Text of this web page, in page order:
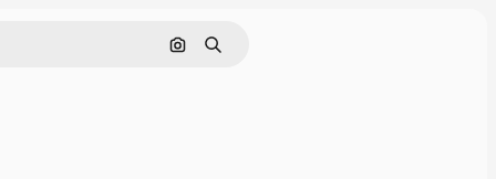
Pesquisar por imagem
Buscar